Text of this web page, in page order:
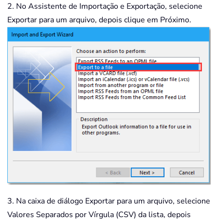
2. No Assistente de Importação e Exportação, selecione
Exportar para um arquivo, depois clique em Próximo.
3. Na caixa de diálogo Exportar para um arquivo, selecione
Valores Separados por Vírgula (CSV) da lista, depois